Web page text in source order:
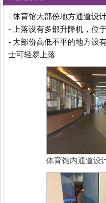
- 体育馆大部份地方通道设
- 上落设有多部升降机，位
- 大部份高低不平的地方设
士可轻易上落
体育馆内通道设